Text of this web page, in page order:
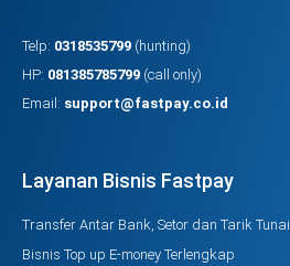
Telp: 0318535799 (hunting)
HP: 081385785799 (call only)
Email: support@fastpay.co.id
Layanan Bisnis Fastpay
Transfer Antar Bank, Setor dan Tarik Tunai
Bisnis Top up E-money Terlengkap